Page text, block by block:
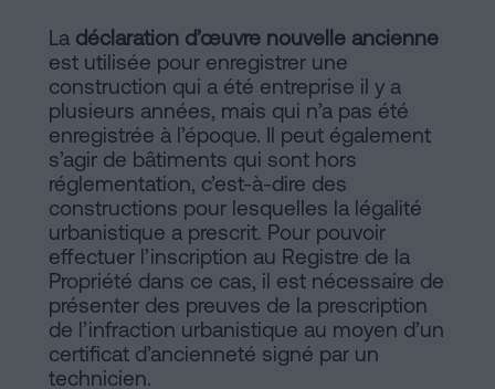
La déclaration d’œuvre nouvelle ancienne
est utilisée pour enregistrer une
construction qui a été entreprise il y a
plusieurs années, mais qui n’a pas été
enregistrée à l’époque. Il peut également
s’agir de bâtiments qui sont hors
réglementation, c’est-à-dire des
constructions pour lesquelles la légalité
urbanistique a prescrit. Pour pouvoir
effectuer l’inscription au Registre de la
Propriété dans ce cas, il est nécessaire de
présenter des preuves de la prescription
de l’infraction urbanistique au moyen d’un
certificat d’ancienneté signé par un
technicien.